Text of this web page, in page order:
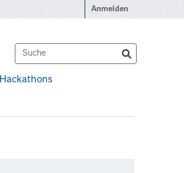
Anmelden
Hackathons